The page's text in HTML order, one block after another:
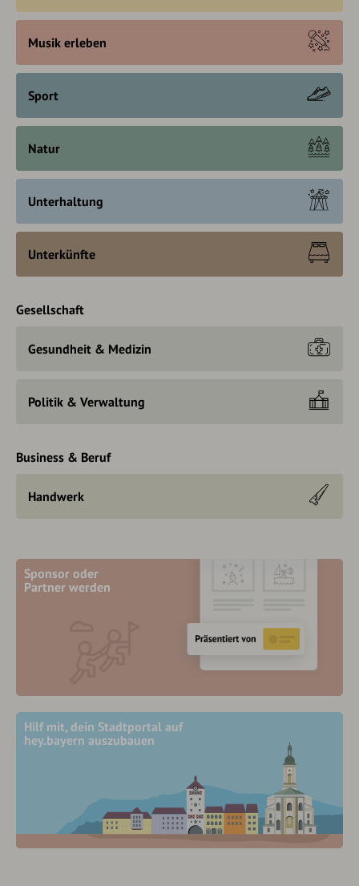
Musik erleben
Sport
Natur
Unterhaltung
Unterkünfte
Gesellschaft
Gesundheit & Medizin
Politik & Verwaltung
Business & Beruf
Handwerk
Sponsor oder
Partner werden
Hilf mit, dein Stadtportal auf
hey.bayern auszubauen